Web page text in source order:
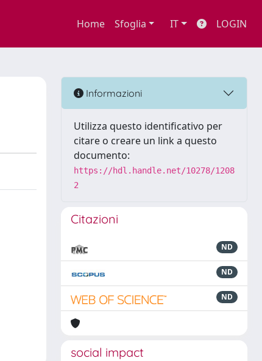
Home Sfoglia IT LOGIN
Informazioni
Utilizza questo identificativo per
citare o creare un link a questo
documento:
https://hdl.handle.net/10278/1208
2
Citazioni
ND
ND
ND
social impact